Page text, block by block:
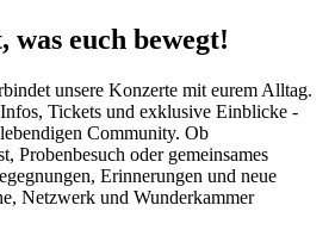
was euch bewegt!
unsere Konzerte mit eurem Alltag.
Tickets und exklusive Einblicke -
Community. Ob
Probenbesuch oder gemeinsames
Erinnerungen und neue
Netzwerk und Wunderkammer